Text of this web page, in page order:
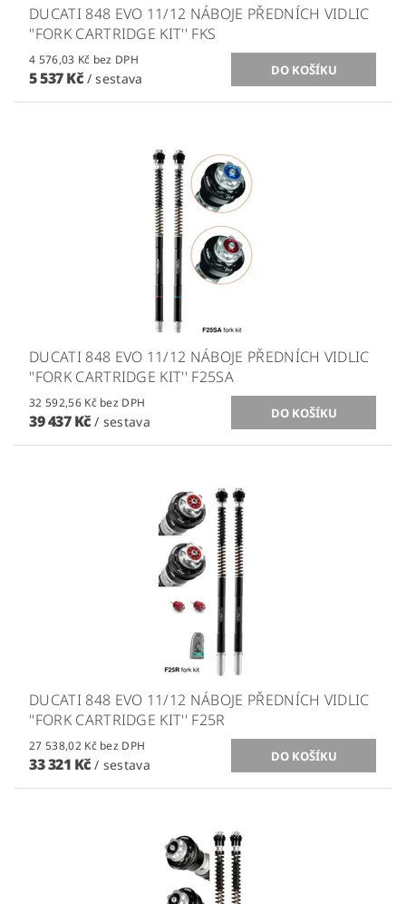
DUCATI 848 EVO 11/12 NÁBOJE PŘEDNÍCH VIDLIC
''FORK CARTRIDGE KIT'' FKS
4 576,03 Kč bez DPH
5 537 Kč / sestava
DUCATI 848 EVO 11/12 NÁBOJE PŘEDNÍCH VIDLIC
''FORK CARTRIDGE KIT'' F25SA
32 592,56 Kč bez DPH
39 437 Kč/ sestava
DUCATI 848 EVO 11/12 NÁBOJE PŘEDNÍCH VIDLIC
''FORK CARTRIDGE KIT'' F25R
27 538,02 Kč bez DPH
33 321 Kč/ sestava